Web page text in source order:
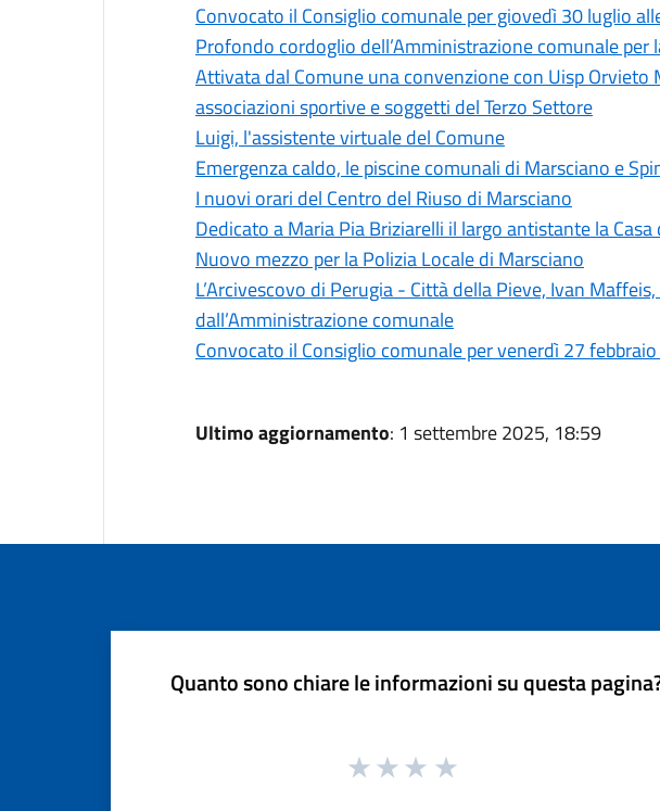
Convocato il Consiglio comunale per giovedì 30 luglio
Profondo cordoglio dell’Amministrazione comunale per
Attivata dal Comune una convenzione con Uisp Orvieto
associazioni sportive e soggetti del Terzo Settore
Luigi, l'assistente virtuale del Comune
Emergenza caldo, le piscine comunali di Marsciano e
I nuovi orari del Centro del Riuso di Marsciano
Dedicato a Maria Pia Briziarelli il largo antistante la
Nuovo mezzo per la Polizia Locale di Marsciano
L’Arcivescovo di Perugia - Città della Pieve, Ivan
dall’Amministrazione comunale
Convocato il Consiglio comunale per venerdì 27
Ultimo aggiornamento: 1 settembre 2025, 18:59
Quanto sono chiare le informazioni su questa